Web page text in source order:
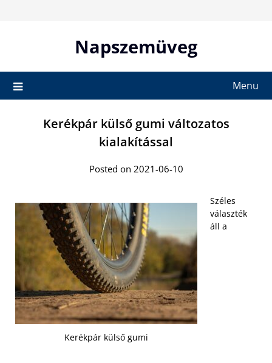
Napszemüveg
Menu
Kerékpár külső gumi változatos
kialakítással
Posted on 2021-06-10
Kerékpár külső gumi
Széles
választék
áll a